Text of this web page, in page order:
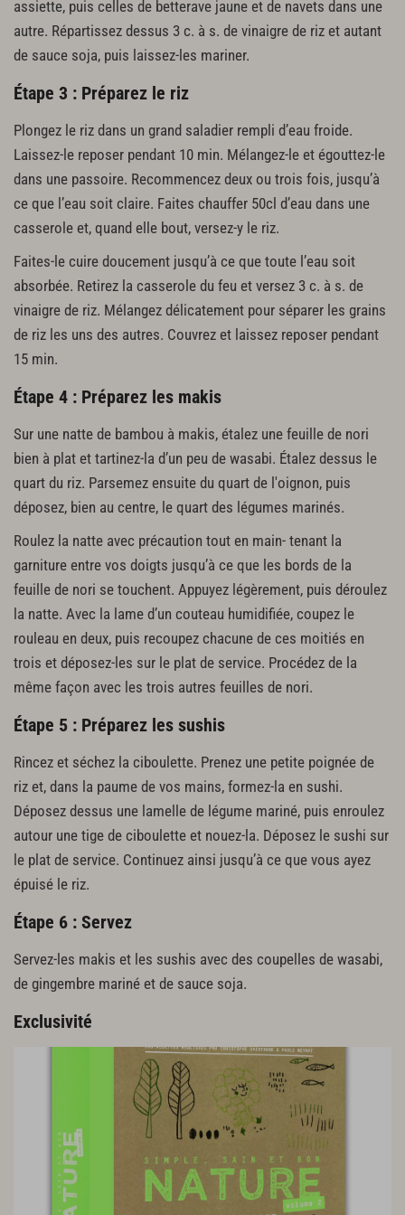
assiette, puis celles de betterave jaune et de navets dans une
autre. Répartissez dessus 3 c. à s. de vinaigre de riz et autant
de sauce soja, puis laissez-les mariner.
Étape 3 : Préparez le riz
Plongez le riz dans un grand saladier rempli d’eau froide.
Laissez-le reposer pendant 10 min. Mélangez-le et égouttez-le
dans une passoire. Recommencez deux ou trois fois, jusqu’à
ce que l’eau soit claire. Faites chauffer 50cl d’eau dans une
casserole et, quand elle bout, versez-y le riz.
Faites-le cuire doucement jusqu’à ce que toute l’eau soit
absorbée. Retirez la casserole du feu et versez 3 c. à s. de
vinaigre de riz. Mélangez délicatement pour séparer les grains
de riz les uns des autres. Couvrez et laissez reposer pendant
15 min.
Étape 4 : Préparez les makis
Sur une natte de bambou à makis, étalez une feuille de nori
bien à plat et tartinez-la d’un peu de wasabi. Étalez dessus le
quart du riz. Parsemez ensuite du quart de l'oignon, puis
déposez, bien au centre, le quart des légumes marinés.
Roulez la natte avec précaution tout en main- tenant la
garniture entre vos doigts jusqu’à ce que les bords de la
feuille de nori se touchent. Appuyez légèrement, puis déroulez
la natte. Avec la lame d’un couteau humidifiée, coupez le
rouleau en deux, puis recoupez chacune de ces moitiés en
trois et déposez-les sur le plat de service. Procédez de la
même façon avec les trois autres feuilles de nori.
Étape 5 : Préparez les sushis
Rincez et séchez la ciboulette. Prenez une petite poignée de
riz et, dans la paume de vos mains, formez-la en sushi.
Déposez dessus une lamelle de légume mariné, puis enroulez
autour une tige de ciboulette et nouez-la. Déposez le sushi sur
le plat de service. Continuez ainsi jusqu’à ce que vous ayez
épuisé le riz.
Étape 6 : Servez
Servez-les makis et les sushis avec des coupelles de wasabi,
de gingembre mariné et de sauce soja.
Exclusivité